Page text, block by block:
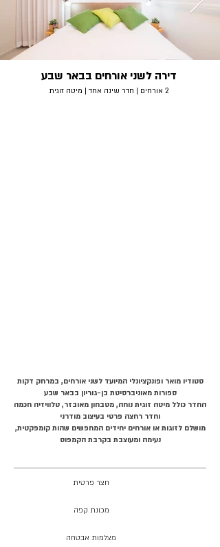
דירה לשני אורחים בבאר שבע
2 אורחים | חדר שינה אחד | מיטה זוגית
סטודיו מואר ופונקציונלי המיועד לשני אורחים, במרחק דקות
ספורות מאוניברסיטת בן-גוריון בבאר שבע
החדר כולל מיטה זוגית נוחה, מטבחון מאובזר, טלוויזיה חכמה
וחדר רחצה פרטי בעיצוב מודרני
מושלם לזוגות או אורחים יחידים המחפשים שהות קומפקטית,
נעימה ומעוצבת בקרבת הקמפוס
חצר פרטית
מכונת קפה
מצלמות אבטחה